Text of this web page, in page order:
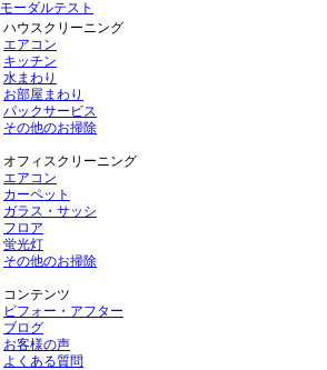
モーダルテスト
ハウスクリーニング
エアコン
キッチン
水まわり
お部屋まわり
パックサービス
その他のお掃除
オフィスクリーニング
エアコン
カーペット
ガラス・サッシ
フロア
蛍光灯
その他のお掃除
コンテンツ
ビフォー・アフター
ブログ
お客様の声
よくある質問